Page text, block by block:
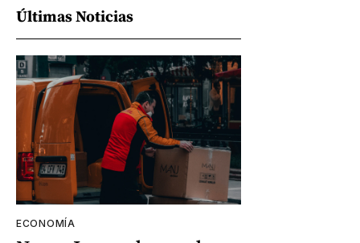
Últimas Noticias
ECONOMÍA